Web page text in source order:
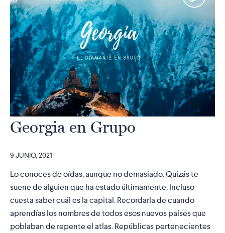
Georgia en Grupo
9 JUNIO, 2021
Lo conoces de oídas, aunque no demasiado. Quizás te
suene de alguien que ha estado últimamente. Incluso
cuesta saber cuál es la capital. Recordarla de cuando
aprendías los nombres de todos esos nuevos países que
poblaban de repente el atlas. Repúblicas pertenecientes